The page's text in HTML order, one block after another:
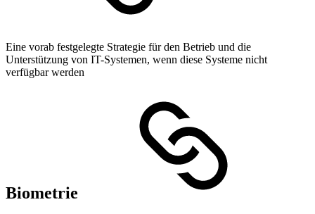
Eine vorab festgelegte Strategie für den Betrieb und die
Unterstützung von IT-Systemen, wenn diese Systeme nicht
verfügbar werden
Biometrie